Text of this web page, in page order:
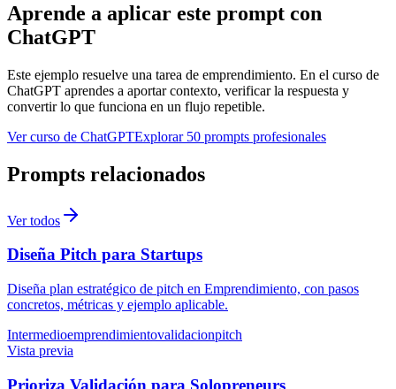
Aprende a aplicar este prompt con
ChatGPT
Este ejemplo resuelve una tarea de emprendimiento. En el curso de
ChatGPT aprendes a aportar contexto, verificar la respuesta y
convertir lo que funciona en un flujo repetible.
Ver curso de ChatGPTExplorar 50 prompts profesionales
Prompts relacionados
Ver todos
Diseña Pitch para Startups
Diseña plan estratégico de pitch en Emprendimiento, con pasos
concretos, métricas y ejemplo aplicable.
Intermedioemprendimientovalidacionpitch
Vista previa
Prioriza Validación para Solopreneurs